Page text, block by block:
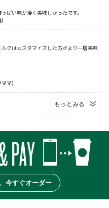
ぱい味が凄く美味しかったです。
クはカスタマイズした方がより一層美味
マ）
もっとみる
今すぐオーダー